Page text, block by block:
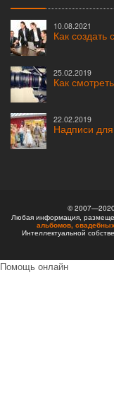
10.08.2021
Как
25.02.2019
Как
22.02.2019
Надписи
© 2007—2020
Любая информация,
альбомов,
Интеллектуальной
Помощь онлайн